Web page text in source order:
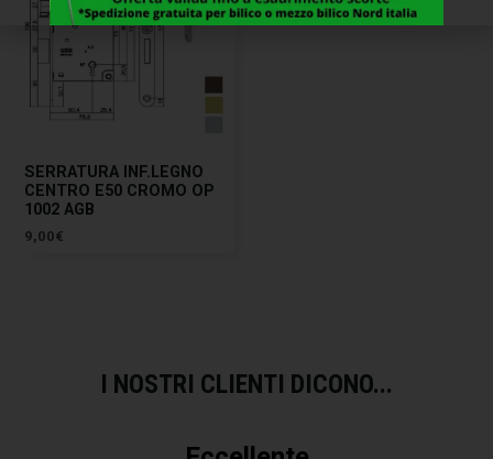
SERRATURA INF.LEGNO
CENTRO E50 CROMO OP
1002 AGB
9,00€
I NOSTRI CLIENTI DICONO...